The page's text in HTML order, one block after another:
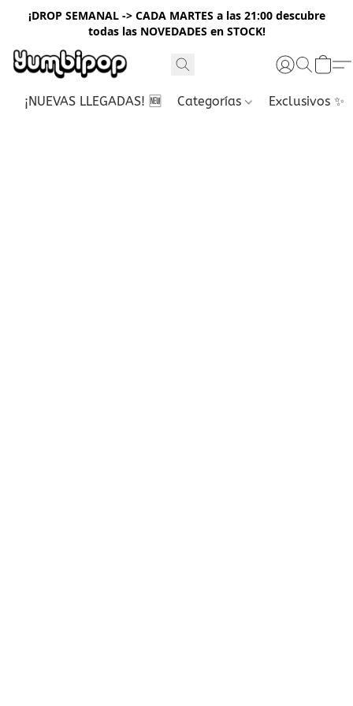
¡DROP SEMANAL -> CADA MARTES a las 21:00 descubre
todas las NOVEDADES en STOCK!
¡NUEVAS LLEGADAS! 🆕 Categorías Exclusivos ✨